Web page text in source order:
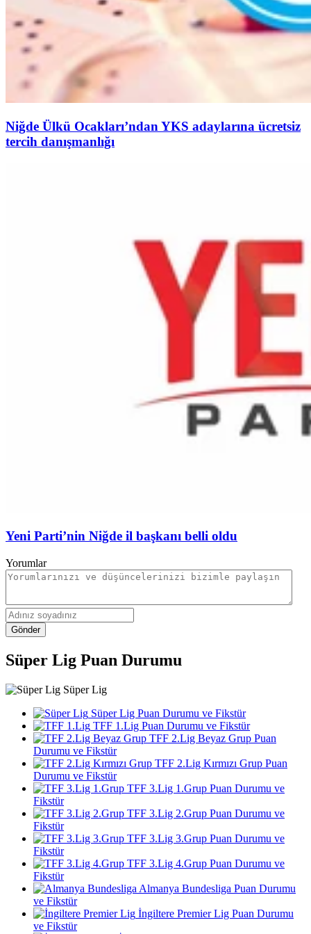
Niğde Ülkü Ocakları’ndan YKS adaylarına ücretsiz
tercih danışmanlığı
Yeni Parti’nin Niğde il başkanı belli oldu
Yorumlar
Gönder
Süper Lig Puan Durumu
Süper Lig
Süper Lig Puan Durumu ve Fikstür
TFF 1.Lig Puan Durumu ve Fikstür
TFF 2.Lig Beyaz Grup Puan
Durumu ve Fikstür
TFF 2.Lig Kırmızı Grup Puan
Durumu ve Fikstür
TFF 3.Lig 1.Grup Puan Durumu ve
Fikstür
TFF 3.Lig 2.Grup Puan Durumu ve
Fikstür
TFF 3.Lig 3.Grup Puan Durumu ve
Fikstür
TFF 3.Lig 4.Grup Puan Durumu ve
Fikstür
Almanya Bundesliga Puan Durumu
ve Fikstür
İngiltere Premier Lig Puan Durumu
ve Fikstür